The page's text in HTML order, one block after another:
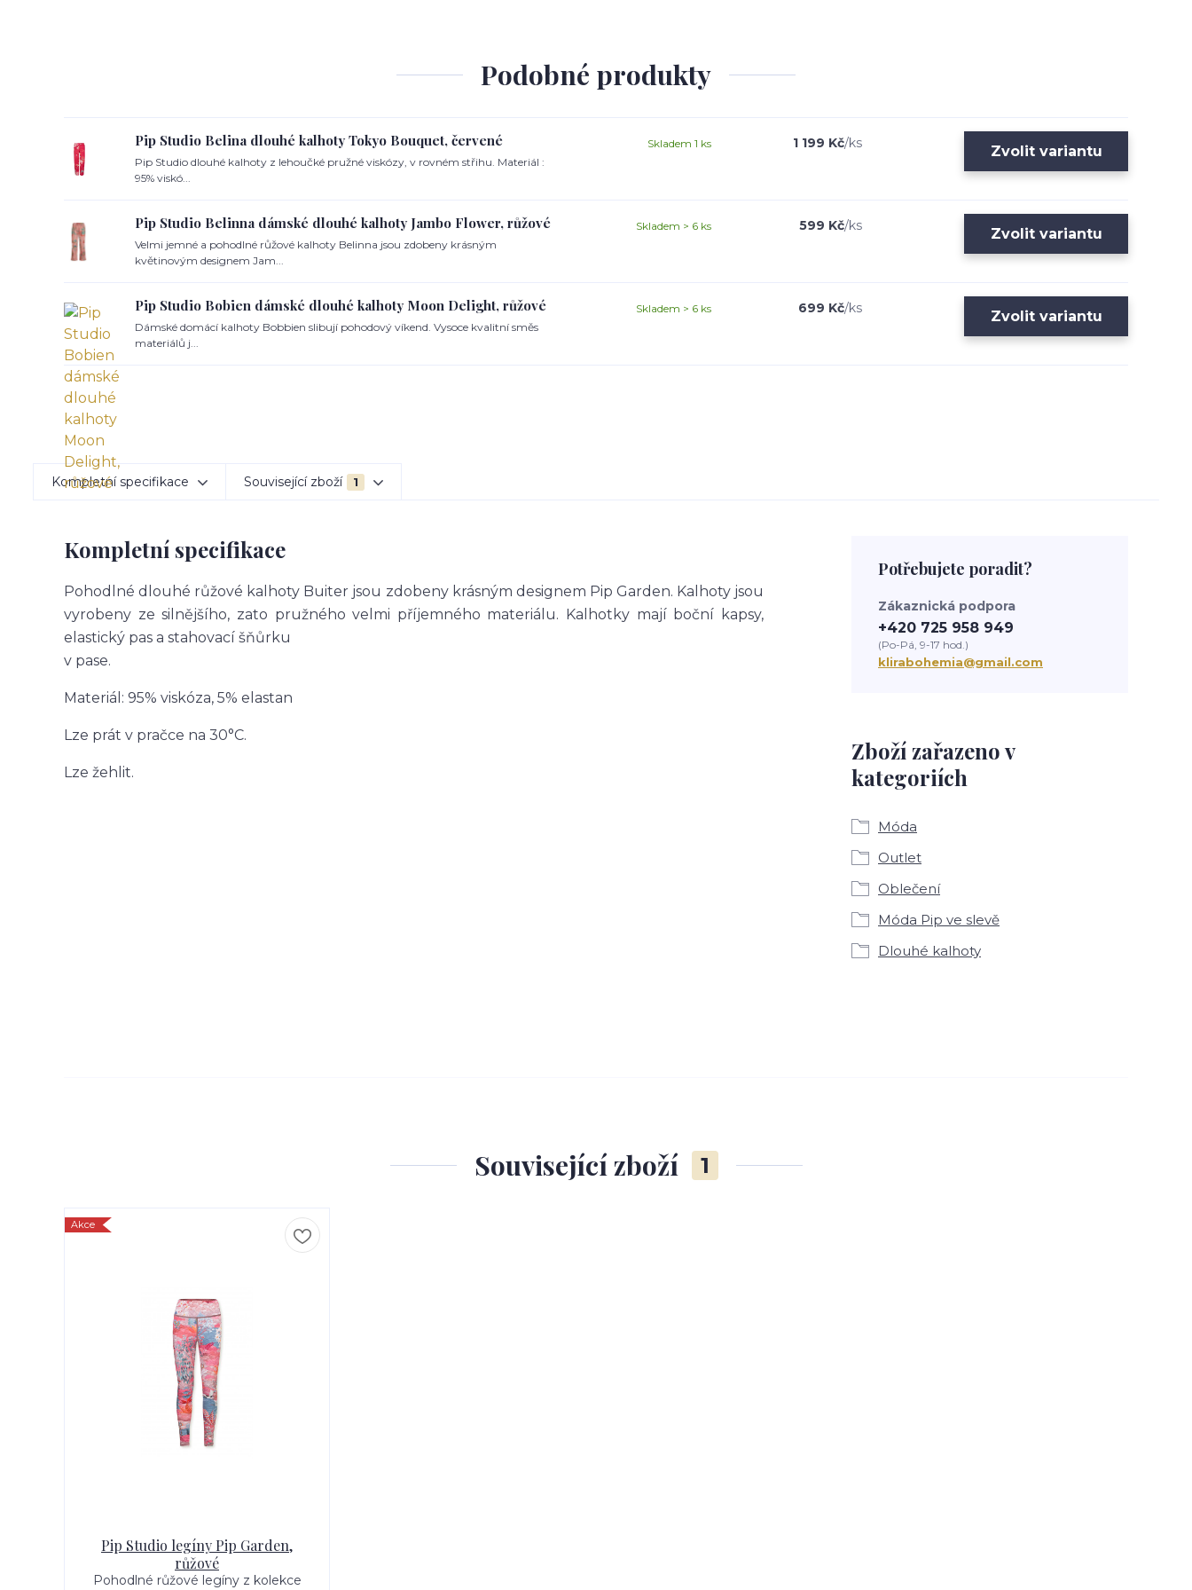
Podobné produkty
Pip Studio Belina dlouhé kalhoty Tokyo Bouquet, červené
Pip Studio dlouhé kalhoty z lehoučké pružné viskózy, v rovném střihu. Materiál :
95% viskó...
1 199 Kč/ks
Skladem 1 ks Zvolit variantu
Pip Studio Belinna dámské dlouhé kalhoty Jambo Flower, růžové
Velmi jemné a pohodlné růžové kalhoty Belinna jsou zdobeny krásným
květinovým designem Jam...
599 Kč/ks
Skladem > 6 ks Zvolit variantu
Pip Studio Bobien dámské dlouhé kalhoty Moon Delight, růžové
Dámské domácí kalhoty Bobbien slibují pohodový víkend. Vysoce kvalitní směs
materiálů j...
699 Kč/ks
Skladem > 6 ks Zvolit variantu
Kompletní specifikace Související zboží 1
Kompletní specifikace
Pohodlné dlouhé růžové kalhoty Buiter jsou zdobeny krásným designem Pip Garden. Kalhoty jsou
vyrobeny ze silnějšího, zato pružného velmi příjemného materiálu. Kalhotky mají boční kapsy,
elastický pas a stahovací šňůrku
v pase.
Materiál: 95% viskóza, 5% elastan
Lze prát v pračce na 30°C.
Lze žehlit.
Zboží zařazeno v
kategoriích
Móda
Outlet
Oblečení
Móda Pip ve slevě
Dlouhé kalhoty
Potřebujete poradit?
Zákaznická podpora
+420 725 958 949
(Po-Pá, 9-17 hod.)
klirabohemia@gmail.com
Související zboží 1
Akce
Pip Studio legíny Pip Garden,
růžové
Pohodlné růžové legíny z kolekce